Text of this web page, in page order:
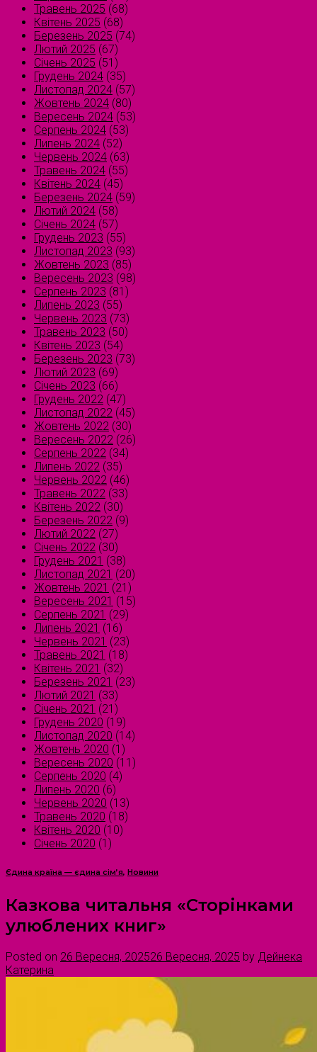
Травень 2025 (68)
Квітень 2025 (68)
Березень 2025 (74)
Лютий 2025 (67)
Січень 2025 (51)
Грудень 2024 (35)
Листопад 2024 (57)
Жовтень 2024 (80)
Вересень 2024 (53)
Серпень 2024 (53)
Липень 2024 (52)
Червень 2024 (63)
Травень 2024 (55)
Квітень 2024 (45)
Березень 2024 (59)
Лютий 2024 (58)
Січень 2024 (57)
Грудень 2023 (55)
Листопад 2023 (93)
Жовтень 2023 (85)
Вересень 2023 (98)
Серпень 2023 (81)
Липень 2023 (55)
Червень 2023 (73)
Травень 2023 (50)
Квітень 2023 (54)
Березень 2023 (73)
Лютий 2023 (69)
Січень 2023 (66)
Грудень 2022 (47)
Листопад 2022 (45)
Жовтень 2022 (30)
Вересень 2022 (26)
Серпень 2022 (34)
Липень 2022 (35)
Червень 2022 (46)
Травень 2022 (33)
Квітень 2022 (30)
Березень 2022 (9)
Лютий 2022 (27)
Січень 2022 (30)
Грудень 2021 (38)
Листопад 2021 (20)
Жовтень 2021 (21)
Вересень 2021 (15)
Серпень 2021 (29)
Липень 2021 (16)
Червень 2021 (23)
Травень 2021 (18)
Квітень 2021 (32)
Березень 2021 (23)
Лютий 2021 (33)
Січень 2021 (21)
Грудень 2020 (19)
Листопад 2020 (14)
Жовтень 2020 (1)
Вересень 2020 (11)
Серпень 2020 (4)
Липень 2020 (6)
Червень 2020 (13)
Травень 2020 (18)
Квітень 2020 (10)
Січень 2020 (1)
Єдина країна — єдина сім’я, Новини
Казкова читальня «Сторінками
улюблених книг»
Posted on 26 Вересня, 202526 Вересня, 2025 by Дейнека
Катерина